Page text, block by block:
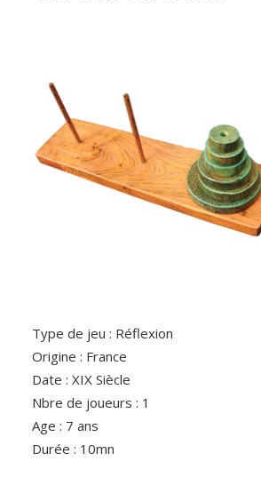
CONTACT
RECHERCHE
Type de jeu : Réflexion
Origine : France
Date : XIX Siècle
Nbre de joueurs : 1
Age : 7 ans
Durée : 10mn